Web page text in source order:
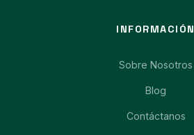
INFORMACIÓN
Sobre Nosotros
Blog
Contáctanos